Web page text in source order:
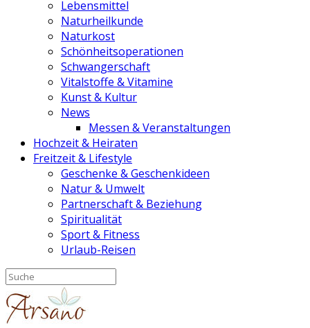
Lebensmittel
Naturheilkunde
Naturkost
Schönheitsoperationen
Schwangerschaft
Vitalstoffe & Vitamine
Kunst & Kultur
News
Messen & Veranstaltungen
Hochzeit & Heiraten
Freitzeit & Lifestyle
Geschenke & Geschenkideen
Natur & Umwelt
Partnerschaft & Beziehung
Spiritualität
Sport & Fitness
Urlaub-Reisen